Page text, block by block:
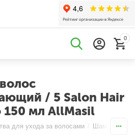
0
/ 5 Salon Hair
150 мл AllMasil
для ухода за волосами / Шампуни